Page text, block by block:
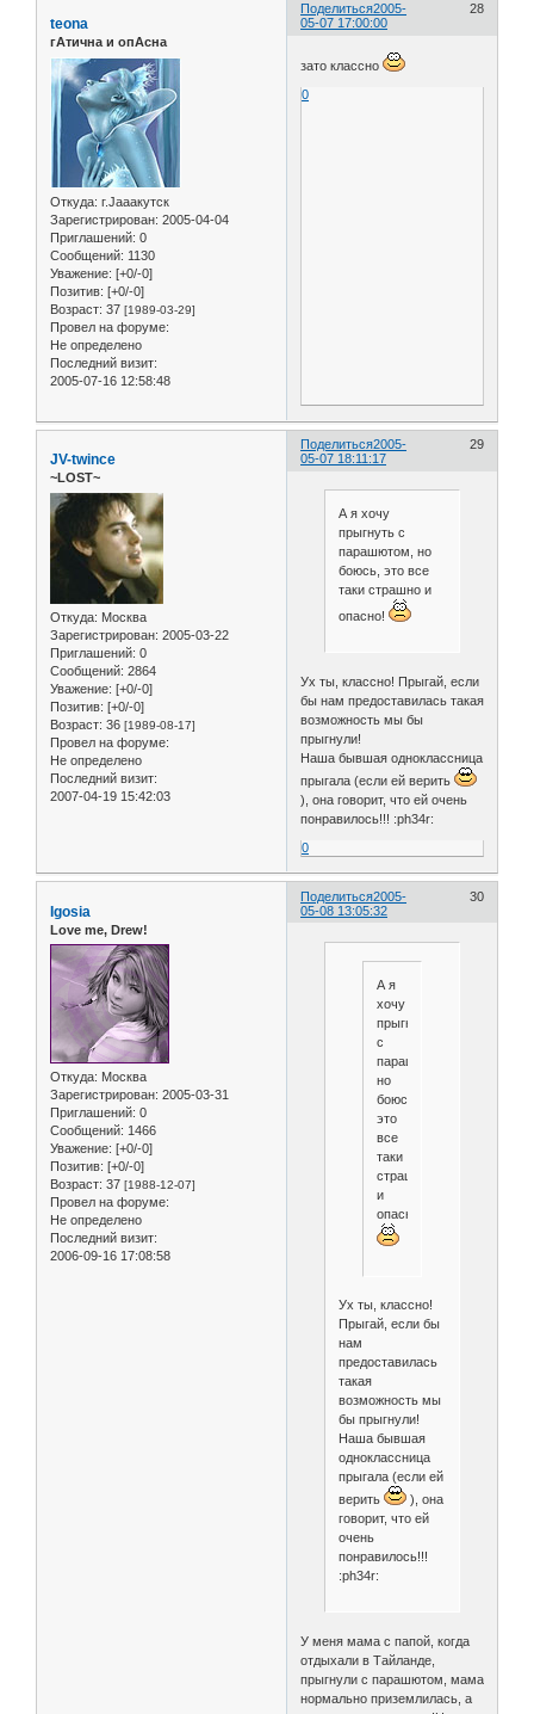
Поделиться 28
2005-
05-07 17:00:00
teona
гАтична и опАсна
Откуда: г.Jaaaкутск
Зарегистрирован: 2005-04-04
Приглашений: 0
Сообщений: 1130
Уважение: [+0/-0]
Позитив: [+0/-0]
Возраст: 37 [1989-03-29]
Провел на форуме:
Не определено
Последний визит:
2005-07-16 12:58:48
зато классно
0
Поделиться 29
2005-
05-07 18:11:17
JV-twince
~LOST~
Откуда: Москва
Зарегистрирован: 2005-03-22
Приглашений: 0
Сообщений: 2864
Уважение: [+0/-0]
Позитив: [+0/-0]
Возраст: 36 [1989-08-17]
Провел на форуме:
Не определено
Последний визит:
2007-04-19 15:42:03
А я хочу
прыгнуть с
парашютом, но
боюсь, это все
таки страшно и
опасно!
Ух ты, классно! Прыгай, если
бы нам предоставилась такая
возможность мы бы
прыгнули!
Наша бывшая одноклассница
прыгала (если ей верить
), она говорит, что ей очень
понравилось!!! :ph34r:
0
Поделиться 30
2005-
05-08 13:05:32
Igosia
Love me, Drew!
Откуда: Москва
Зарегистрирован: 2005-03-31
Приглашений: 0
Сообщений: 1466
Уважение: [+0/-0]
Позитив: [+0/-0]
Возраст: 37 [1988-12-07]
Провел на форуме:
Не определено
Последний визит:
2006-09-16 17:08:58
А я
хочу
прыгнуть
с
парашютом,
но
боюсь,
это
все
таки
страшно
и
опасно!
Ух ты, классно!
Прыгай, если бы
нам
предоставилась
такая
возможность мы
бы прыгнули!
Наша бывшая
одноклассница
прыгала (если ей
верить
), она
говорит, что ей
очень
понравилось!!!
:ph34r:
У меня мама с папой, когда
отдыхали в Тайланде,
прыгнули с парашютом, мама
нормально приземлилась, а